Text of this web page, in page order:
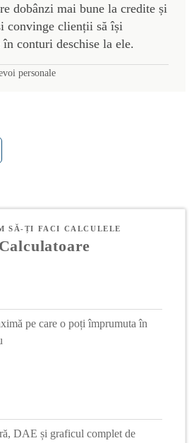
dobânzi mai bune la credite și
convinge clienții să își
conturi deschise la ele.
personale
SĂ-ȚI FACI CALCULELE
Calculatoare
pe care o poți împrumuta în
DAE și graficul complet de